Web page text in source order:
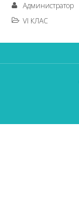
Администратор
VI КЛАС